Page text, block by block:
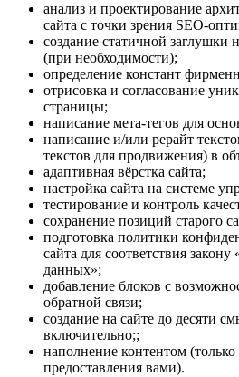
анализ и проектирование
сайта с точки зрения SEO-
создание статичной заглушки
(при необходимости);
определение констант
отрисовка и согласование
страницы;
написание мета-тегов для
написание и/или рерайт
текстов для продвижения) в
адаптивная вёрстка сайта;
настройка сайта на системе
тестирование и контроль
сохранение позиций старого
подготовка политики
сайта для соответствия
данных»;
добавление блоков с
обратной связи;
создание на сайте до десяти
включительно;;
наполнение контентом
предоставления вами).